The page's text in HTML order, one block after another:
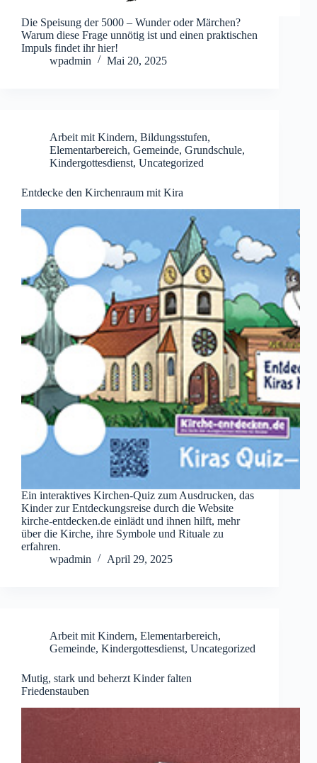
Die Speisung der 5000 – Wunder oder Märchen?
Warum diese Frage unnötig ist und einen praktischen
Impuls findet ihr hier!
wpadmin
Mai 20, 2025
Arbeit mit Kindern, Bildungsstufen,
Elementarbereich, Gemeinde, Grundschule,
Kindergottesdienst, Uncategorized
Entdecke den Kirchenraum mit Kira
Ein interaktives Kirchen-Quiz zum Ausdrucken, das
Kinder zur Entdeckungsreise durch die Website
kirche-entdecken.de einlädt und ihnen hilft, mehr
über die Kirche, ihre Symbole und Rituale zu
erfahren.
wpadmin
April 29, 2025
Arbeit mit Kindern, Elementarbereich,
Gemeinde, Kindergottesdienst, Uncategorized
Mutig, stark und beherzt Kinder falten
Friedenstauben